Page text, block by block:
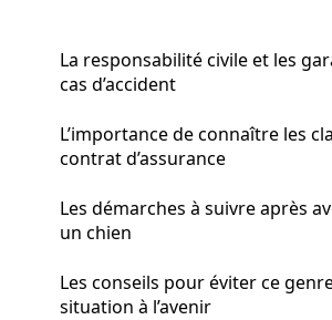
La responsabilité civile et les
cas d’accident
L’importance de connaître les
contrat d’assurance
Les démarches à suivre après
un chien
Les conseils pour éviter ce
situation à l’avenir